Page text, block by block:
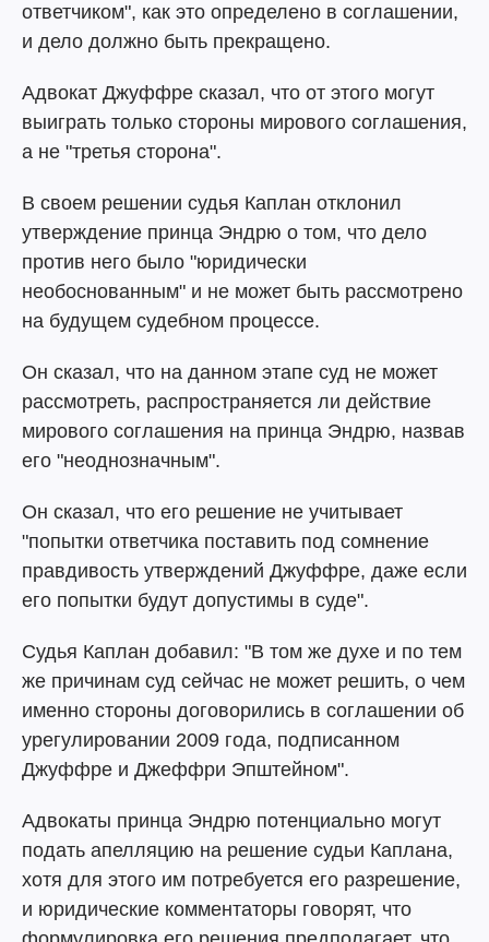
ответчиком", как это определено в соглашении,
и дело должно быть прекращено.
Адвокат Джуффре сказал, что от этого могут
выиграть только стороны мирового соглашения,
а не "третья сторона".
В своем решении судья Каплан отклонил
утверждение принца Эндрю о том, что дело
против него было "юридически
необоснованным" и не может быть рассмотрено
на будущем судебном процессе.
Он сказал, что на данном этапе суд не может
рассмотреть, распространяется ли действие
мирового соглашения на принца Эндрю, назвав
его "неоднозначным".
Он сказал, что его решение не учитывает
"попытки ответчика поставить под сомнение
правдивость утверждений Джуффре, даже если
его попытки будут допустимы в суде".
Судья Каплан добавил: "В том же духе и по тем
же причинам суд сейчас не может решить, о чем
именно стороны договорились в соглашении об
урегулировании 2009 года, подписанном
Джуффре и Джеффри Эпштейном".
Адвокаты принца Эндрю потенциально могут
подать апелляцию на решение судьи Каплана,
хотя для этого им потребуется его разрешение,
и юридические комментаторы говорят, что